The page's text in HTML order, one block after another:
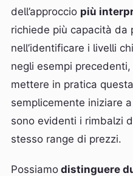
dell’approccio più
richiede più capacità da
nell’identificare i livelli
negli esempi
mettere in pratica
semplicemente iniziare
sono evidenti i rimbalzi
stesso range di prezzi.
Possiamo distinguere